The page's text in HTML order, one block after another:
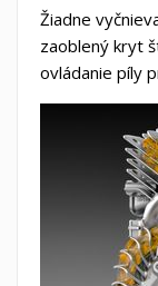
Žiadne
zaoblený kryt
ovládanie píly